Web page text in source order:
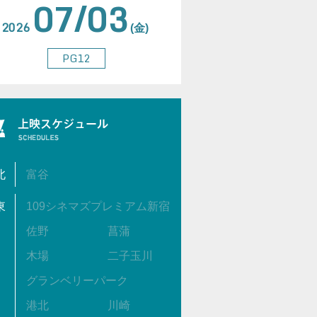
2026 07/03 (金)
PG12
富谷
109シネマズプレミアム新宿
佐野 菖蒲
木場 二子玉川
グランベリーパーク
港北 川崎